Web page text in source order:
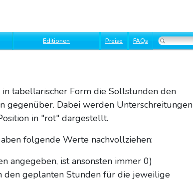
Editionen Preise FAQs
tabellarischer Form die Sollstunden den
gegenüber. Dabei werden Unterschreitungen
in "rot" dargestellt.
folgende Werte nachvollziehen:
angegeben, ist ansonsten immer 0)
den geplanten Stunden für die jeweilige